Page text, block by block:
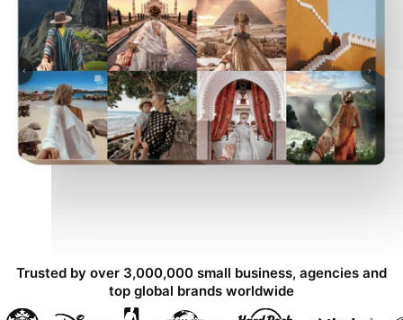
Trusted by over 3,000,000 small business, agencies and
top global brands worldwide